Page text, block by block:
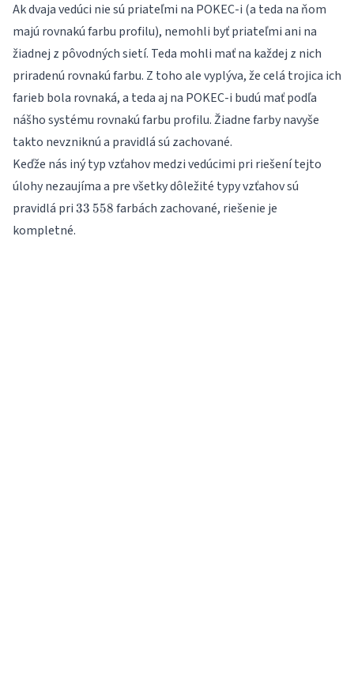
Ak dvaja vedúci nie sú priateľmi na POKEC-i (a teda na ňom
majú rovnakú farbu profilu), nemohli byť priateľmi ani na
žiadnej z pôvodných sietí. Teda mohli mať na každej z nich
priradenú rovnakú farbu. Z toho ale vyplýva, že celá trojica ich
farieb bola rovnaká, a teda aj na POKEC-i budú mať podľa
nášho systému rovnakú farbu profilu. Žiadne farby navyše
takto nevzniknú a pravidlá sú zachované.
Keďže nás iný typ vzťahov medzi vedúcimi pri riešení tejto
úlohy nezaujíma a pre všetky dôležité typy vzťahov sú
pravidlá pri 33\,558
33 558 farbách zachované, riešenie je
kompletné.